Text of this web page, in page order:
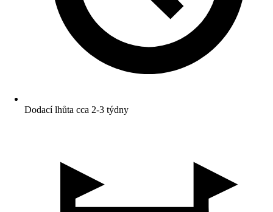
Dodací lhůta cca 2-3 týdny